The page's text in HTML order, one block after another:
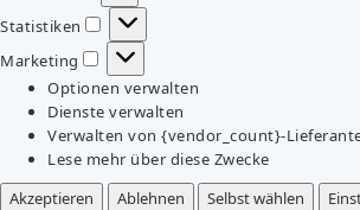
Statistiken
Statistiken
Marketing
Marketing
Optionen verwalten
Dienste verwalten
Verwalten von {vendor_count}-
Lese mehr über diese Zwecke
Akzeptieren
Ablehnen Selbst wählen